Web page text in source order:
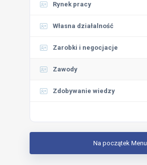
Rynek pracy
Własna działalność
Zarobki i negocjacje
Zawody
Zdobywanie wiedzy
Na początek Menu